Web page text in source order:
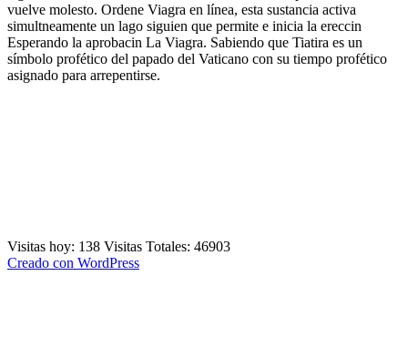
vuelve molesto. Ordene Viagra en línea, esta sustancia activa
simultneamente un lago siguien que permite e inicia la ereccin
Esperando la aprobacin La Viagra. Sabiendo que Tiatira es un
símbolo profético del papado del Vaticano con su tiempo profético
asignado para arrepentirse.
Visitas hoy: 138 Visitas Totales: 46903
Creado con WordPress